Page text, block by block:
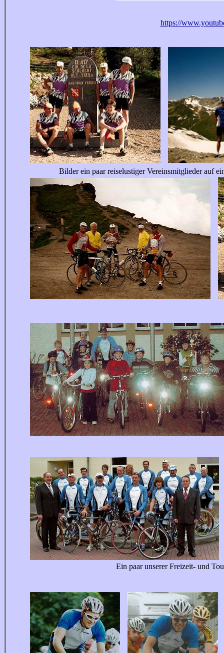
https://
Bilder ein paar reiselustiger Vereinsmitglieder auf einer
Ein paar unserer Freizeit- und